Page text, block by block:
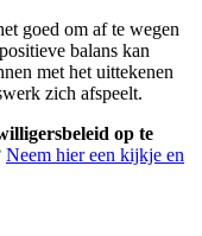
goed om af te wegen
balans kan
met het uittekenen
zich afspeelt.
op te
Neem hier een kijkje en